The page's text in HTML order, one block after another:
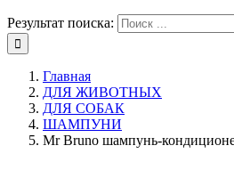
Результат поиска:
Главная
ДЛЯ ЖИВОТНЫХ
ДЛЯ СОБАК
ШАМПУНИ
Mr Bruno шампунь-